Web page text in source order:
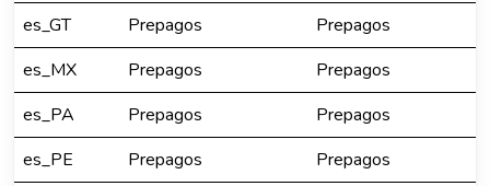
es_GT
Prepagos
Prepagos
es_MX
Prepagos
Prepagos
es_PA
Prepagos
Prepagos
es_PE
Prepagos
Prepagos